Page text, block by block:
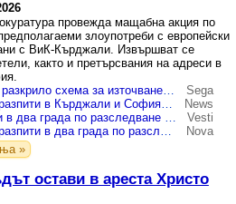
провежда мащабна акция по
злоупотреби с европейски
с ВиК-Кърджали. Извършват се
както и претърсвания на адреси в
МВР обяви, че е разкрило схема за източване на субсидии от ЕС
Sega
Претърсвания и разпити в Кърджали и София по разследване за злоупотреби с евросредства
News
Обиски и разпити в два града по разследване за злоупотреби с евросредства във ВиК-Кърджали
Vesti
Претърсвания и разпити в два града по разследване за злоупотреби с евросредства във ВиК-Кърджали
Nova
»
остави в ареста Христо